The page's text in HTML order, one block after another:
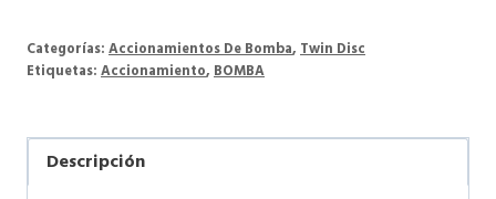
Categorías: Accionamientos De Bomba, Twin Disc
Etiquetas: Accionamiento, BOMBA
Descripción